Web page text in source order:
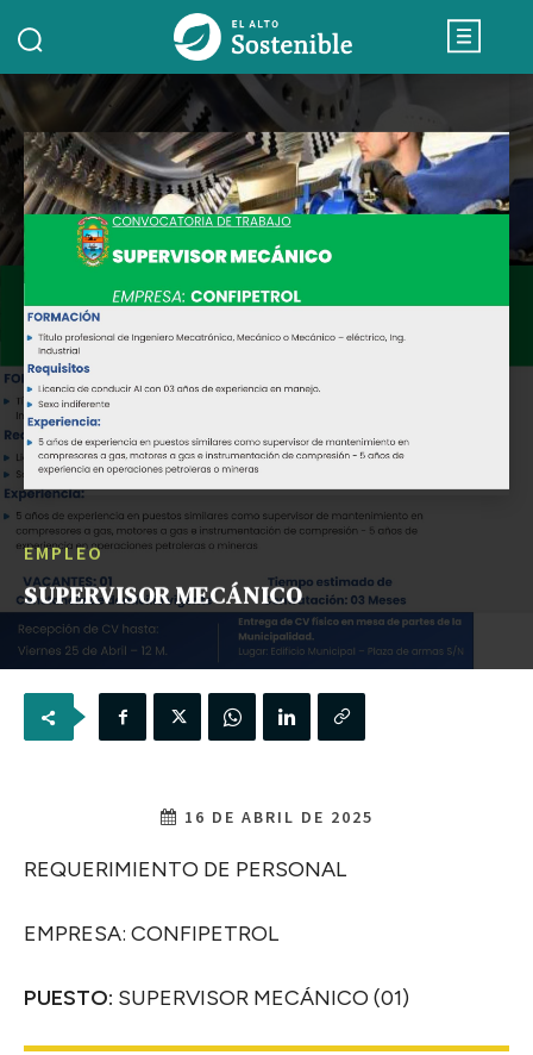
EMPLEO
SUPERVISOR MECÁNICO
16 DE ABRIL DE 2025
REQUERIMIENTO DE PERSONAL
EMPRESA: CONFIPETROL
PUESTO: SUPERVISOR MECÁNICO (01)